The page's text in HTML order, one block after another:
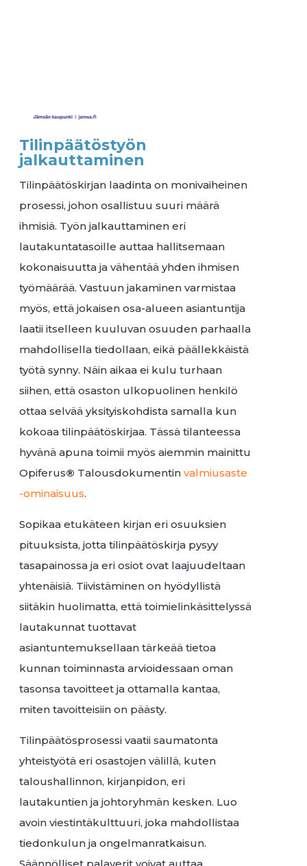
Tilinpäätöstyön
jalkauttaminen
Tilinpäätöskirjan laadinta on monivaiheinen
prosessi, johon osallistuu suuri määrä
ihmisiä. Työn jalkauttaminen eri
lautakuntatasoille auttaa hallitsemaan
kokonaisuutta ja vähentää yhden ihmisen
työmäärää. Vastuun jakaminen varmistaa
myös, että jokaisen osa-alueen asiantuntija
laatii itselleen kuuluvan osuuden parhaalla
mahdollisella tiedollaan, eikä päällekkäistä
työtä synny. Näin aikaa ei kulu turhaan
siihen, että osaston ulkopuolinen henkilö
ottaa selvää yksityiskohdista samalla kun
kokoaa tilinpäätöskirjaa. Tässä tilanteessa
hyvänä apuna toimii myös aiemmin mainittu
Opiferus® Talousdokumentinvalmiusaste
-ominaisuus.
Sopikaa etukäteen kirjan eri osuuksien
pituuksista, jotta tilinpäätöskirja pysyy
tasapainossa ja eri osiot ovat laajuudeltaan
yhtenäisiä. Tiivistäminen on hyödyllistä
siitäkin huolimatta, että toimielinkäsittelyssä
lautakunnat tuottavat
asiantuntemuksellaan tärkeää tietoa
kunnan toiminnasta arvioidessaan oman
tasonsa tavoitteet ja ottamalla kantaa,
miten tavoitteisiin on päästy.
Tilinpäätösprosessi vaatii saumatonta
yhteistyötä eri osastojen välillä, kuten
taloushallinnon, kirjanpidon, eri
lautakuntien ja johtoryhmän kesken. Luo
avoin viestintäkulttuuri, joka mahdollistaa
tiedonkulun ja ongelmanratkaisun.
Säännölliset palaverit voivat auttaa